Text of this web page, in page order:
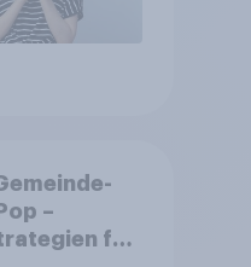
–
für